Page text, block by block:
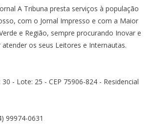
A Tribuna presta serviços à população
com o Jornal Impresso e com a Maior
e Região, sempre procurando Inovar e
os seus Leitores e Internautas.
30 - Lote: 25 - CEP 75906-824 - Residencial
99974-0631